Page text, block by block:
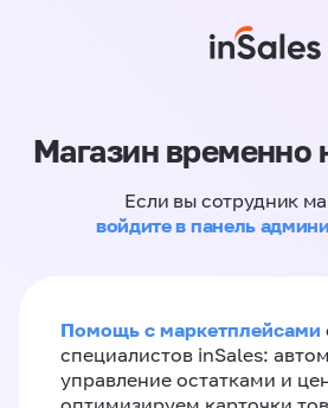
Магазин временно
Если вы сотрудник
войдите в панель
Помощь с маркетплейсами
специалистов inSales:
управление остатками и